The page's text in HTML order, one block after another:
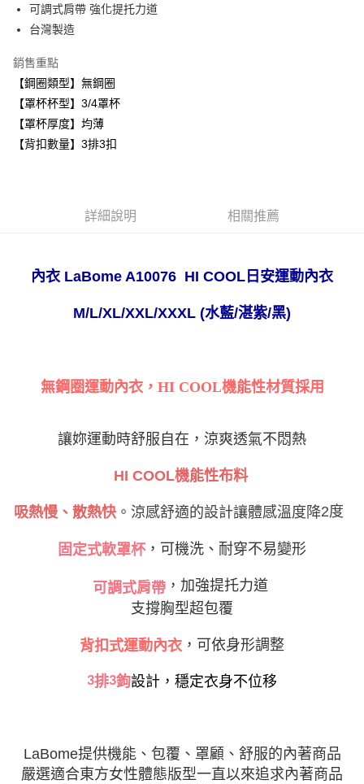
AFTEE先享後付
相關說明
AFTEE先享後付是「在收到商品之後才付款」的支付方式。 讓您購物簡單
便利好安心！
１．簡單：不需註冊會員、不需綁卡、不需儲值。
２．便利：只要手機號碼，簡訊認證，即可結帳。
３．安心：先確認商品／服務後，再付款。
３．收到繳費通知簡訊後14天內，點擊此簡訊中的連結，可透過四大超商／
後付繳納相關費用。
※ 交易是否成功請以「AFTEE先享後付 」之結帳頁面顯示為準，若有關於
客戶支援中心」https://netprotections.freshdesk.com/support/home
權轉讓予恩沛科技股份有限公司。
３．未成年的使用者請事先徵得法定代理人或監護人之同意方可使用
「AFTEE先享後付」，若未經同意申辦者引起之損失，本公司不負相關責
４．使用「AFTEE先享後付」時，將依據個別帳號之用戶狀況，依本公司即
請求用戶進行身份認證。
５．嚴禁一人註冊多個帳號或使用他人資訊註冊。若發現惡意使用之情形，
ATM付款
運送方式
全家取貨付款
每筆NT$80，滿NT$999(含以上)免運費
付款後萊爾富取貨
付款後7-11取貨
每筆NT$80，滿NT$999(含以上)免運費
免運費
查看運費
可調式肩帶 強化提托力道
台灣製造
銷售重點
【鋼圈類型】無鋼圈
【罩杯杯型】3/4罩杯
【罩杯厚度】均薄
【背扣數量】3排3扣
詳細說明 相關推薦
內衣 LaBome A10076 HI COOL 日安運動內衣
M/L/XL/XXL/XXXL (水藍/湛紫/黑)
無鋼圈運動內衣，HI COOL機能性材質採用
讓妳運動時舒服自在，涼爽透氣不悶熱
HI COOL機能性布料
吸熱慢、散熱快。涼感舒適的設計讓體感溫度降2度
固定式軟罩杯 ，可機洗、耐穿不易變形
可調式肩帶 ，加強提托力道
支撐胸型超包覆
背扣式運動內衣 ，可依身形調整
3排3鉤設計，穩定衣身不位移
LaBome提供機能、包覆、罩顧、舒服的內著商品
嚴選適合東方女性體態版型一直以來追求內著商品